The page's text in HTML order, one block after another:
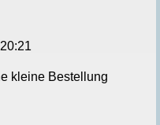
kleine Bestellung